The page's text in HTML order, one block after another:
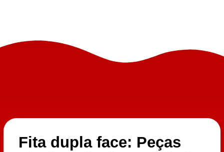
Fita dupla face: Peças